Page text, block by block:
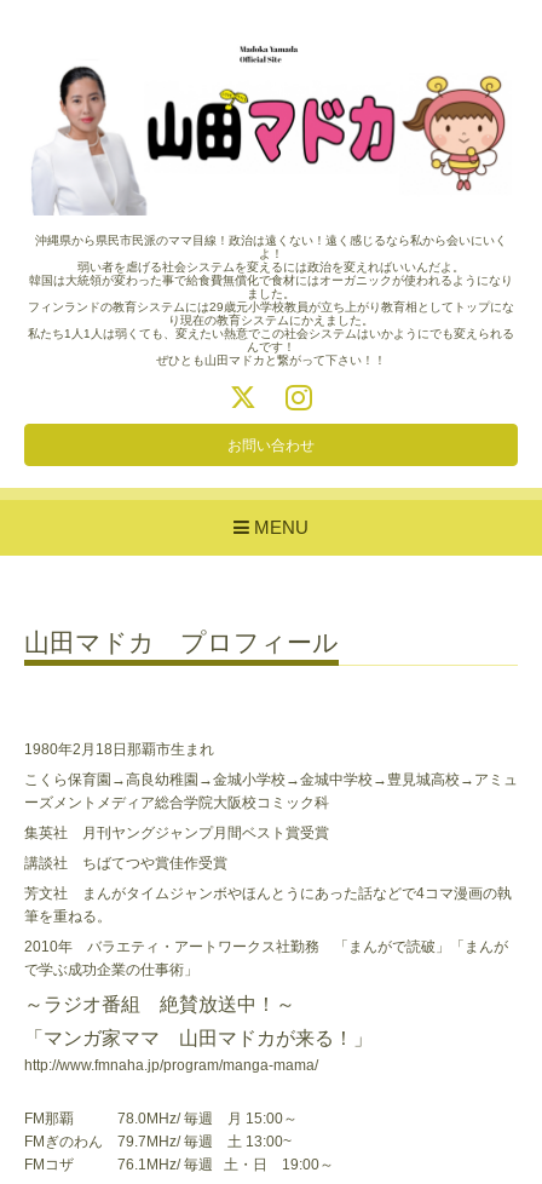
沖縄県から県民市民派のママ目線！政治は遠くない！遠く感じるなら私から会いにいく
よ！
弱い者を虐げる社会システムを変えるには政治を変えればいいんだよ。
韓国は大統領が変わった事で給食費無償化で食材にはオーガニックが使われるようになり
ました。
フィンランドの教育システムには29歳元小学校教員が立ち上がり教育相としてトップにな
り現在の教育システムにかえました。
私たち1人1人は弱くても、変えたい熱意でこの社会システムはいかようにでも変えられる
んです！
ぜひとも山田マドカと繋がって下さい！！
お問い合わせ
MENU
山田マドカ プロフィール
1980年2月18日那覇市生まれ
こくら保育園→高良幼稚園→金城小学校→金城中学校→豊見城高校→アミュ
ーズメントメディア総合学院大阪校コミック科
集英社 月刊ヤングジャンプ月間ベスト賞受賞
講談社 ちばてつや賞佳作受賞
芳文社 まんがタイムジャンボやほんとうにあった話などで4コマ漫画の執
筆を重ねる。
2010年 バラエティ・アートワークス社勤務 「まんがで読破」「まんが
で学ぶ成功企業の仕事術」
～ラジオ番組 絶賛放送中！～
「マンガ家ママ 山田マドカが来る！」
http://www.fmnaha.jp/program/manga-mama/
FM那覇 78.0MHz/ 毎週 月 15:00～
FMぎのわん 79.7MHz/ 毎週 土 13:00~
FMコザ 76.1MHz/ 毎週 土・日 19:00～